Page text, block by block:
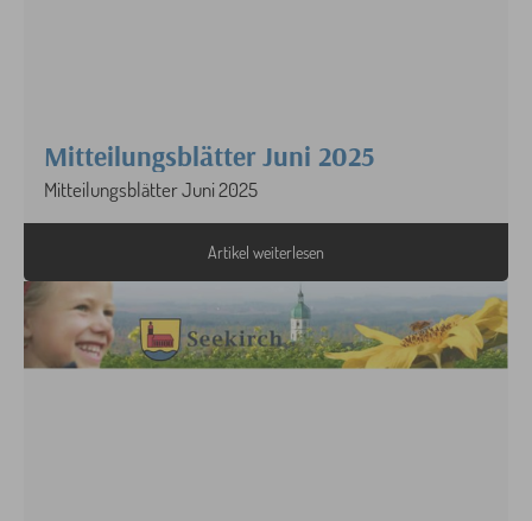
Mitteilungsblätter Juni 2025
Mitteilungsblätter Juni 2025
Artikel weiterlesen